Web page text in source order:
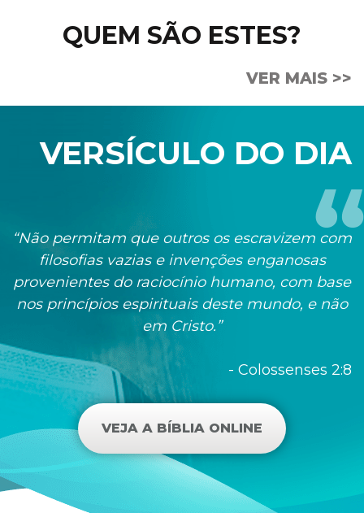
QUEM SÃO ESTES?
VER MAIS >>
VERSÍCULO DO DIA
“Não permitam que outros os escravizem com
filosofias vazias e invenções enganosas
provenientes do raciocínio humano, com base
nos princípios espirituais deste mundo, e não
em Cristo.”
- Colossenses 2:8
VEJA A BÍBLIA ONLINE